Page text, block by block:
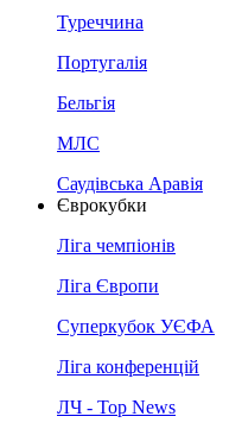
Туреччина
Португалія
Бельгія
МЛС
Саудівська Аравія
Єврокубки
Ліга чемпіонів
Ліга Європи
Суперкубок УЄФА
Ліга конференцій
ЛЧ - Top News